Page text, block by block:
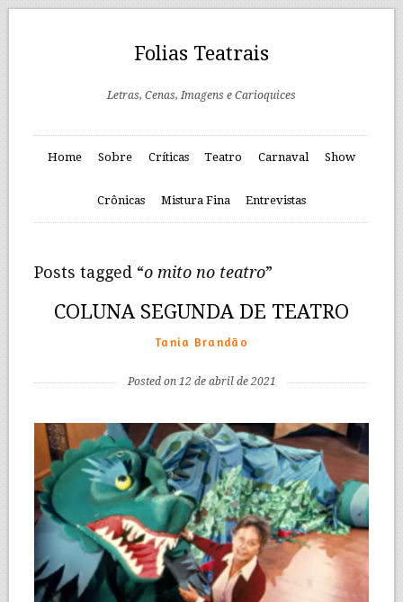
Folias Teatrais
Letras, Cenas, Imagens e Carioquices
Home Sobre Críticas Teatro Carnaval Show
Crônicas Mistura Fina Entrevistas
Posts tagged “o mito no teatro”
COLUNA SEGUNDA DE TEATRO
Tania Brandão
Posted on 12 de abril de 2021